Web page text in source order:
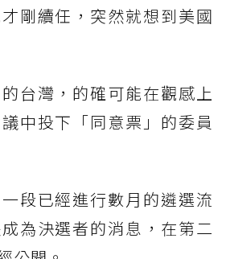
剛續任，突然就想到美國
台灣，的確可能在觀感上
中投下「同意票」的委員
段已經進行數月的遴選流
為決選者的消息，在第二